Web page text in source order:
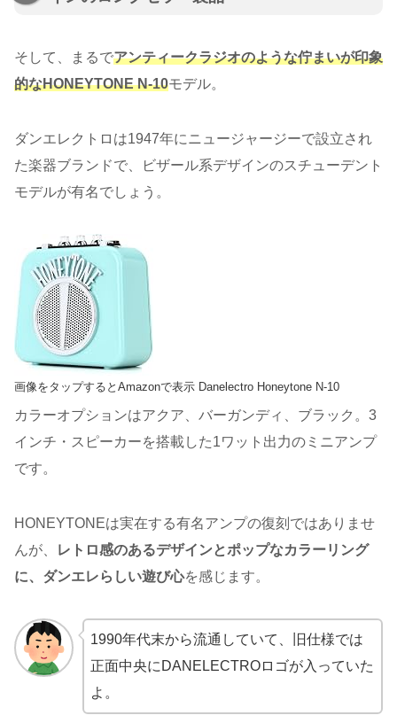
そして、まるでアンティークラジオのような佇まいが印象
的なHONEYTONE N-10モデル。
ダンエレクトロは1947年にニュージャージーで設立され
た楽器ブランドで、ビザール系デザインのスチューデント
モデルが有名でしょう。
画像をタップするとAmazonで表示 Danelectro Honeytone N-10
カラーオプションはアクア、バーガンディ、ブラック。3
インチ・スピーカーを搭載した1ワット出力のミニアンプ
です。
HONEYTONEは実在する有名アンプの復刻ではありませ
んが、
レトロ感のあるデザインとポップなカラーリング
に、ダンエレらしい遊び心を感じます。
1990年代末から流通していて、旧仕様では
正面中央にDANELECTROロゴが入っていた
よ。